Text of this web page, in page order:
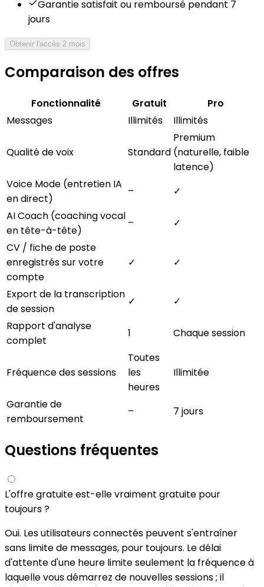
Garantie satisfait ou remboursé pendant 7
jours
Obtenir l'accès 2 mois
Comparaison des offres
Fonctionnalité Gratuit
Pro
Messages
Illimités Illimités
Qualité de voix Standard
Premium
(naturelle, faible
latence)
Voice Mode (entretien IA
en direct)
–
✓
AI Coach (coaching vocal
en tête-à-tête)
–
✓
CV / fiche de poste
enregistrés sur votre
compte
✓ ✓
Export de la transcription
de session
✓
✓
Rapport d'analyse
complet
1 Chaque session
Fréquence des sessions
Toutes
les
heures
Illimitée
Garantie de
remboursement
– 7 jours
Questions fréquentes
L'offre gratuite est-elle vraiment gratuite pour
toujours ?
Oui. Les utilisateurs connectés peuvent s'entraîner
sans limite de messages, pour toujours. Le délai
d'attente d'une heure limite seulement la fréquence à
laquelle vous démarrez de nouvelles sessions ; il